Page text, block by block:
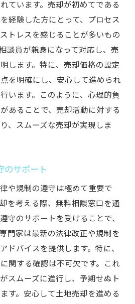
ています。売却が初めてである
経験した方にとって、プロセス
トレスを感じることが多いもの
談員が親身になって対応し、売
します。特に、売却価格の設定
を明確にし、安心して進められ
います。このように、心理的負
あることで、売却活動に対する
、スムーズな売却が実現しま
のサポート
や規制の遵守は極めて重要で
を考える際、無料相談窓口を通
守のサポートを受けることで、
門家は最新の法律改正や規制を
ドバイスを提供します。特に、
関する確認は不可欠です。これ
スムーズに進行し、予期せぬト
す。安心して土地売却を進める